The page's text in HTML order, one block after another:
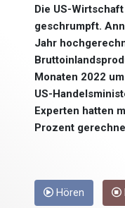
Die US-
geschrumpft.
Jahr
Monaten 2022
US-
Experten hatten
Prozent
Hören